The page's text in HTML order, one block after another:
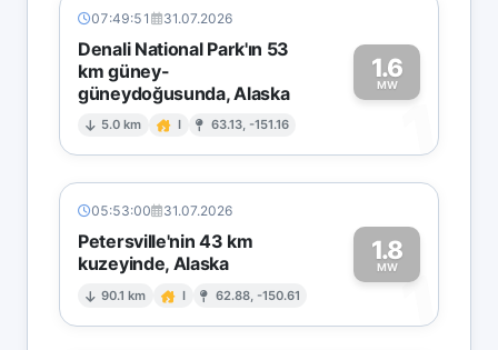
07:49:51 31.07.2026
Denali National Park'ın 53
km güney-
güneydoğusunda, Alaska
5.0 km I 63.13, -151.16
1.6
MW
1
05:53:00 31.07.2026
Petersville'nin 43 km
kuzeyinde, Alaska
90.1 km I 62.88, -150.61
1.8
MW1